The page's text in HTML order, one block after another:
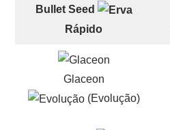
Bullet Seed
Rápido
Glaceon
(Evolução)